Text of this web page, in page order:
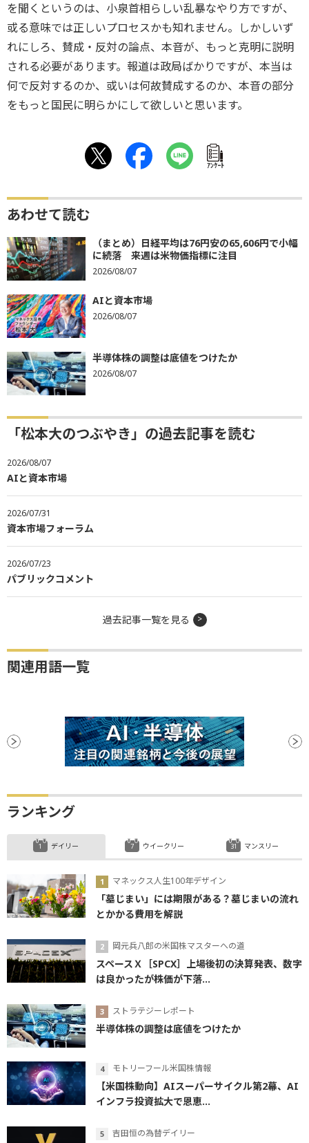
を聞くというのは、小泉首相らしい乱暴なやり方ですが、
或る意味では正しいプロセスかも知れません。しかしいず
れにしろ、賛成・反対の論点、本音が、もっと克明に説明
される必要があります。報道は政局ばかりですが、本当は
何で反対するのか、或いは何故賛成するのか、本音の部分
をもっと国民に明らかにして欲しいと思います。
ｱﾝｹｰﾄ
あわせて読む
（まとめ）日経平均は76円安の65,606円で小幅
に続落 来週は米物価指標に注目
2026/08/07
AIと資本市場
2026/08/07
半導体株の調整は底値をつけたか
2026/08/07
「松本大のつぶやき」の過去記事を読む
2026/08/07
AIと資本市場
2026/07/31
資本市場フォーラム
2026/07/23
パブリックコメント
過去記事一覧を見る
関連用語一覧
ランキング
デイリー
マネックス人生100年デザイン
「墓じまい」には期限がある？墓じまいの流れ
とかかる費用を解説
岡元兵八郎の米国株マスターへの道
スペースＸ［SPCX］上場後初の決算発表、数字
は良かったが株価が下落...
ストラテジーレポート
半導体株の調整は底値をつけたか
モトリーフール米国株情報
【米国株動向】AIスーパーサイクル第2幕、AI
インフラ投資拡大で恩恵...
吉田恒の為替デイリー
ウイークリー マンスリー